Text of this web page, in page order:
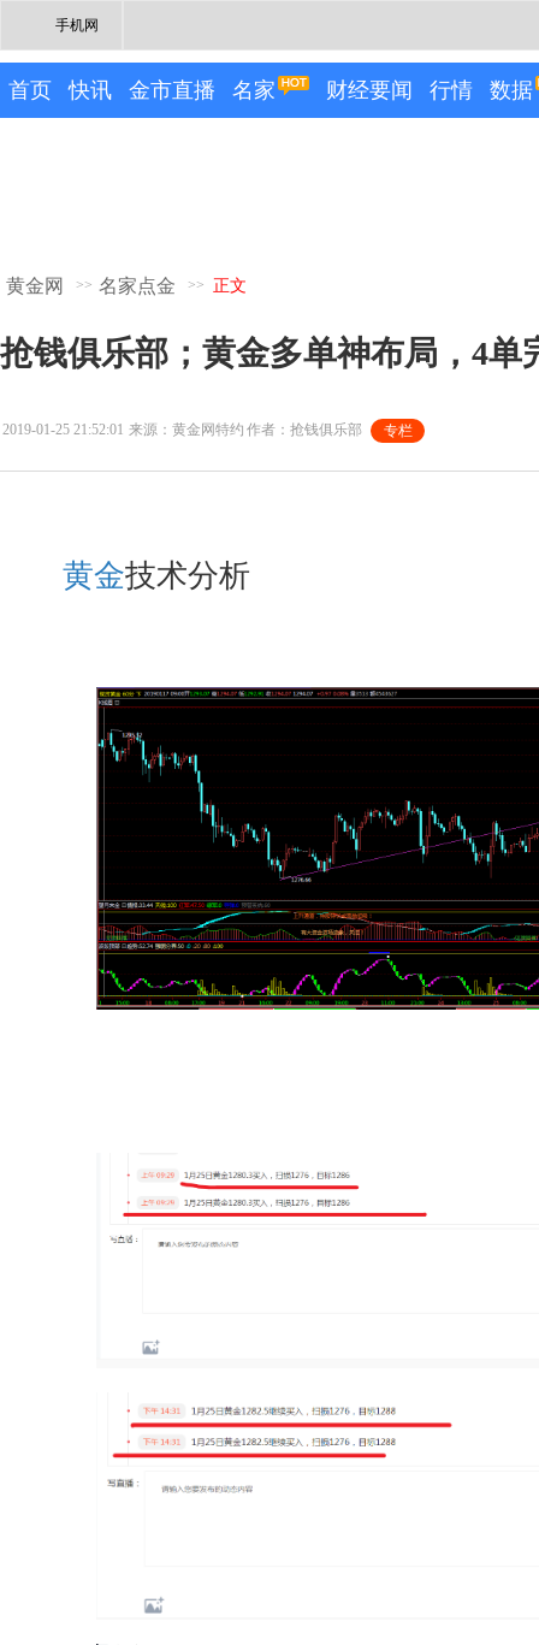
手机网
首页 快讯 金市直播 名家 财经要闻 行情 数据
黄金网 >> 名家点金 >> 正文
抢钱俱乐部；黄金多单神布局，4单
2019-01-25 21:52:01 来源：黄金网特约 作者：抢钱俱乐部 专栏
黄金技术分析